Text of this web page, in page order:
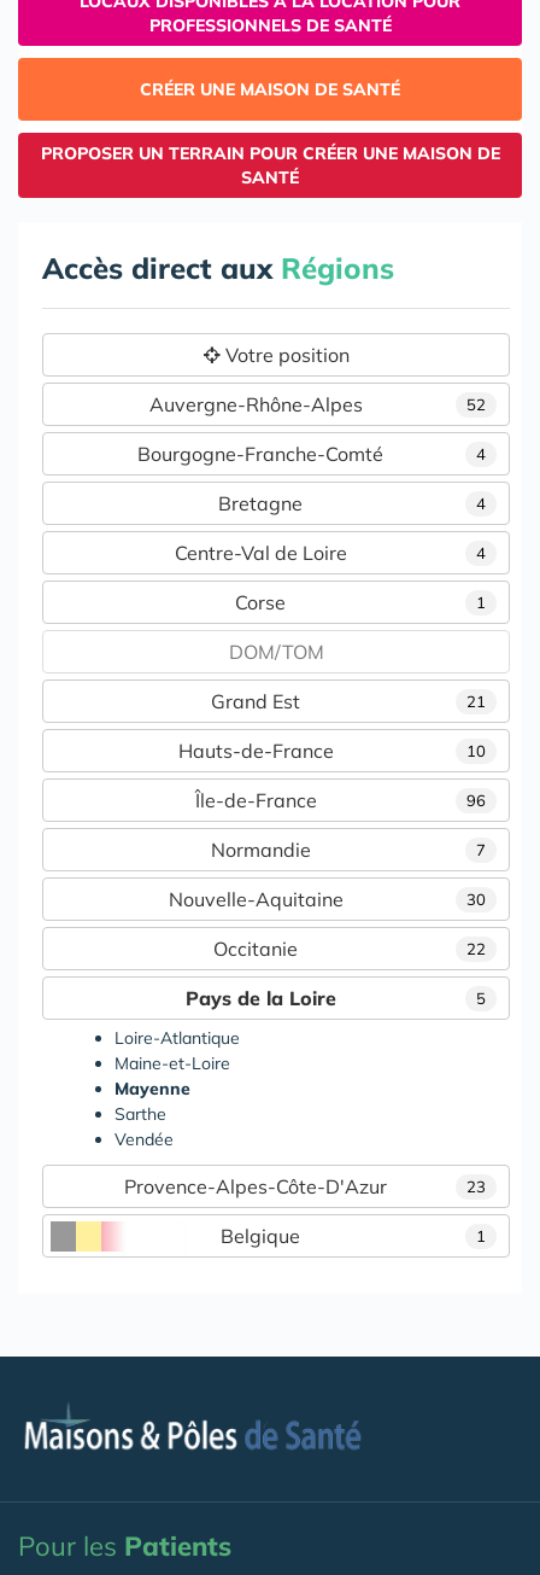
PROFESSIONNELS DE SANTÉ
CRÉER UNE MAISON DE SANTÉ
PROPOSER UN TERRAIN POUR CRÉER UNE MAISON DE
SANTÉ
Accès direct aux Régions
Votre position
52
Auvergne-Rhône-Alpes
4
Bourgogne-Franche-Comté
4
Bretagne
4
Centre-Val de Loire
1
Corse
DOM/TOM
21
Grand Est
10
Hauts-de-France
96
Île-de-France
7
Normandie
30
Nouvelle-Aquitaine
22
Occitanie
5
Pays de la Loire
Loire-Atlantique
Maine-et-Loire
Mayenne
Sarthe
Vendée
23
Provence-Alpes-Côte-D'Azur
Belgique 1
Pour les Patients